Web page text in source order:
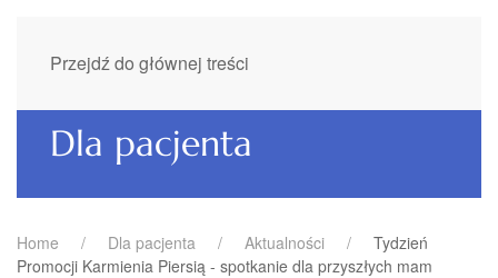
Przejdź do głównej treści
Dla pacjenta
Home Dla pacjenta Aktualności
Tydzień
Promocji Karmienia Piersią - spotkanie dla przyszłych mam